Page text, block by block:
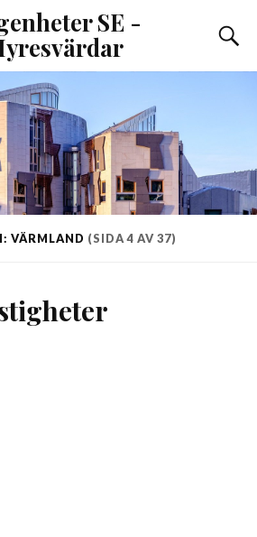
SE -
VÄRMLAND (SIDA 4 AV 37)